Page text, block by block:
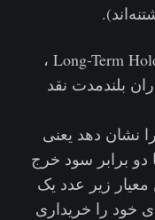
معیار Long-Term Holder Spent Output Profit Ratio ،
بلندمدت نقد
نشان دهد یعنی
دو برابر سود خرج
معیار زیر عدد یک
خود را خریداری